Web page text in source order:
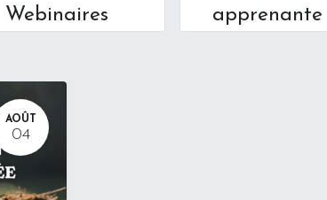
Webinaires
apprenante
AOÛT
04